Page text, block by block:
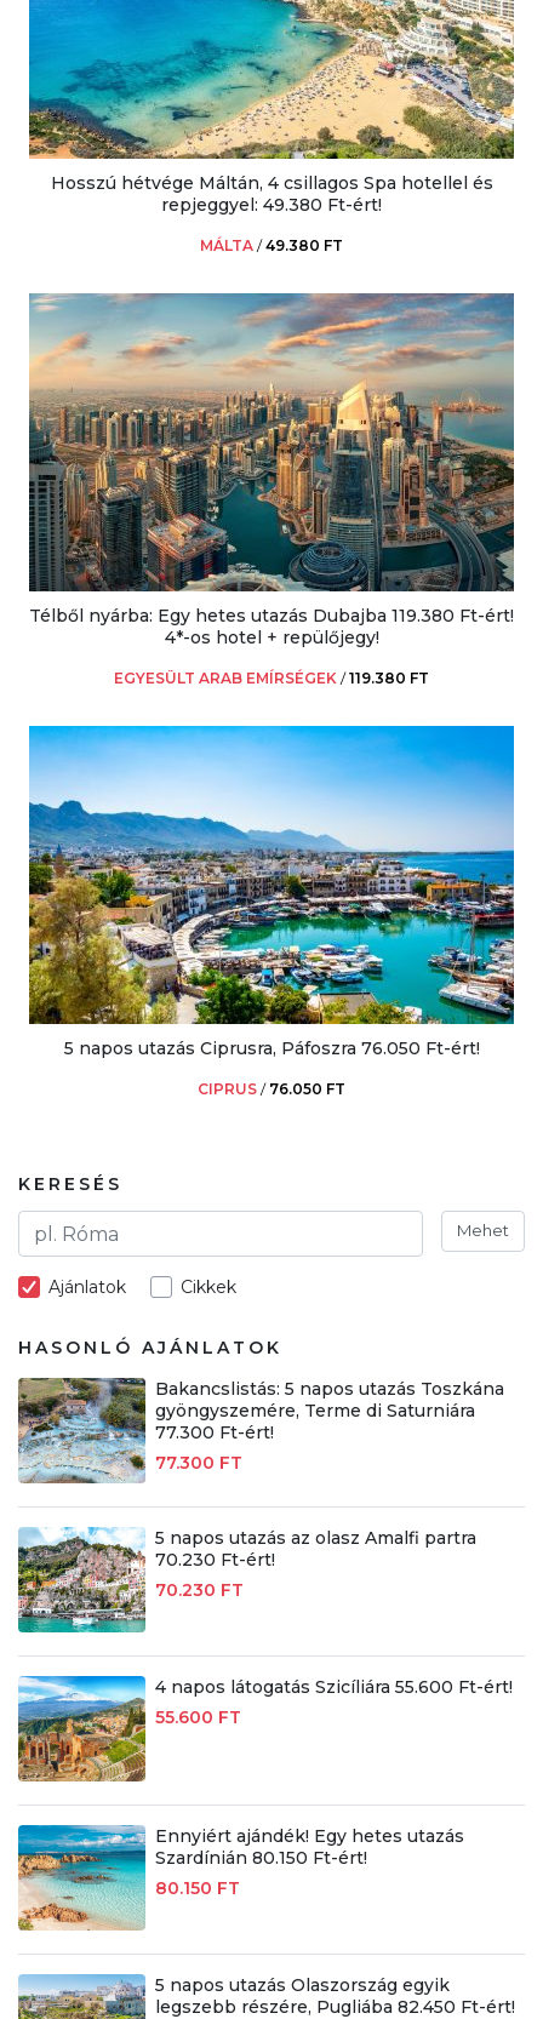
Hosszú hétvége Máltán, 4 csillagos Spa hotellel és
repjeggyel: 49.380 Ft-ért!
MÁLTA /49.380 FT
Télből nyárba: Egy hetes utazás Dubajba 119.380 Ft-ért!
4*-os hotel + repülőjegy!
EGYESÜLT ARAB EMÍRSÉGEK /119.380 FT
5 napos utazás Ciprusra, Páfoszra 76.050 Ft-ért!
CIPRUS / 76.050 FT
KERESÉS
Mehet
Ajánlatok Cikkek
HASONLÓ AJÁNLATOK
Bakancslistás: 5 napos utazás Toszkána
gyöngyszemére, Terme di Saturniára
77.300 Ft-ért!
77.300 FT
5 napos utazás az olasz Amalfi partra
70.230 Ft-ért!
70.230 FT
4 napos látogatás Szicíliára 55.600 Ft-ért!
55.600 FT
Ennyiért ajándék! Egy hetes utazás
Szardínián 80.150 Ft-ért!
80.150 FT
5 napos utazás Olaszország egyik
legszebb részére, Pugliába 82.450 Ft-ért!